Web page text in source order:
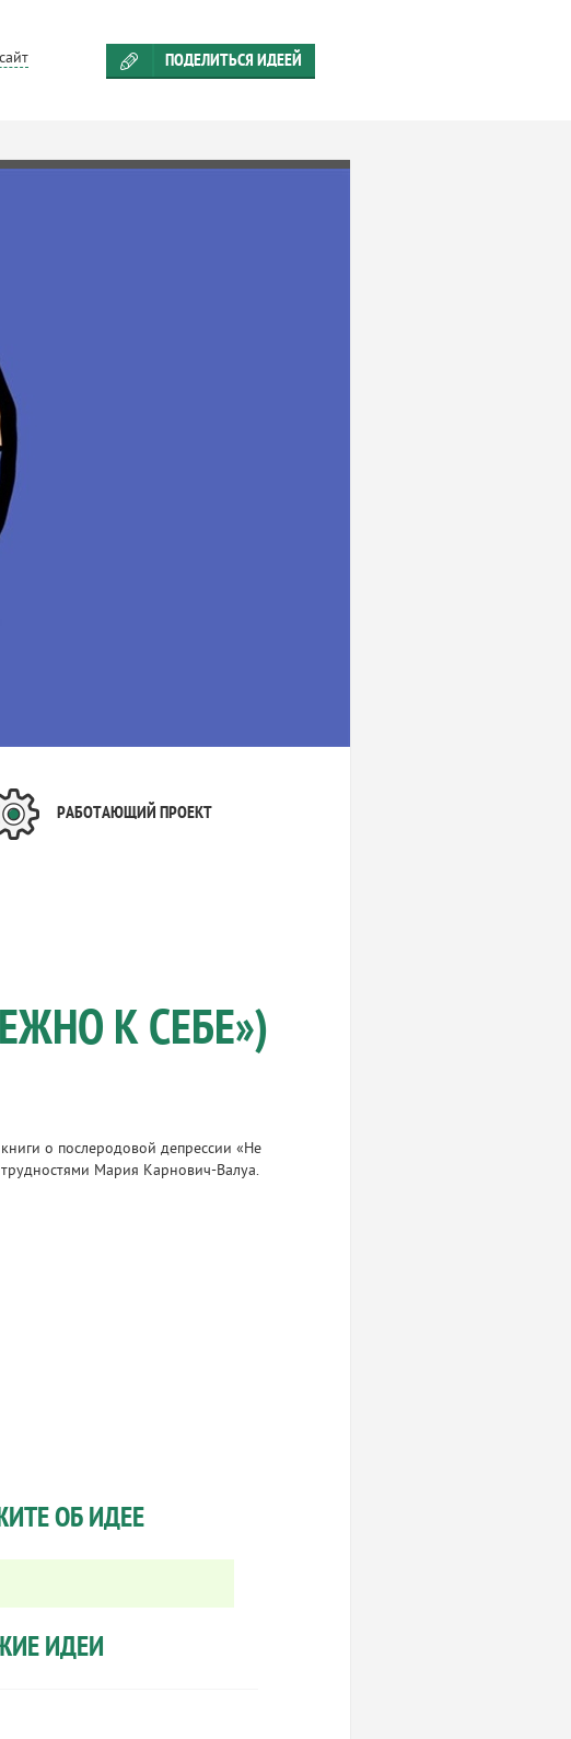
ПОДЕЛИТЬСЯ ИДЕЕЙ
РАБОТАЮЩИЙ ПРОЕКТ
К СЕБЕ»)
о послеродовой депрессии «Не
Мария Карнович-Валуа.
ОБ ИДЕЕ
ИДЕИ